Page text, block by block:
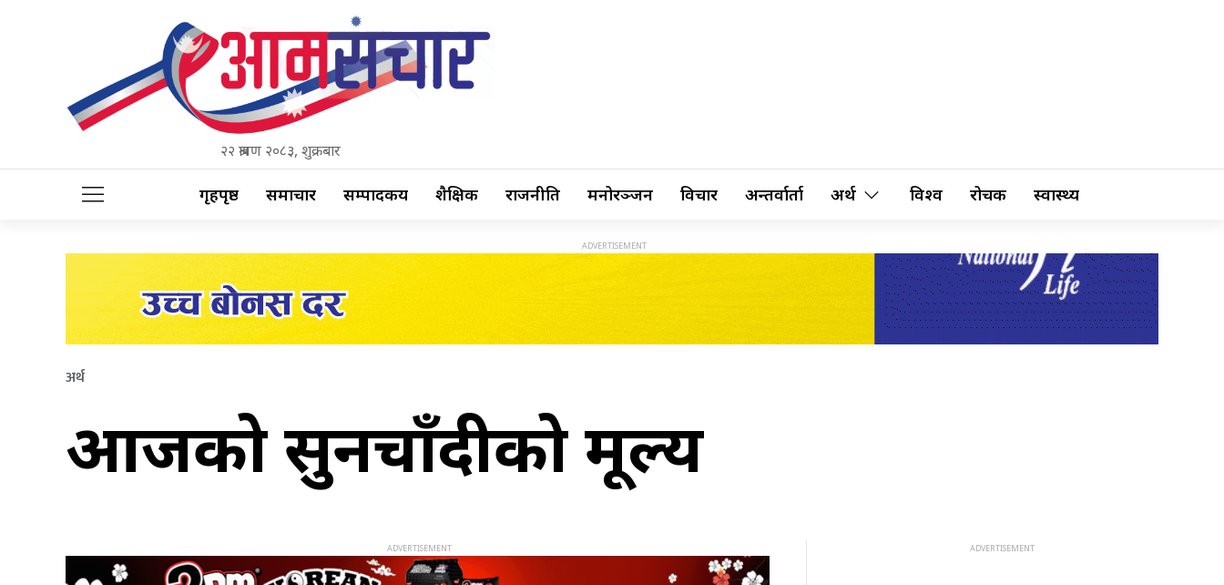
२२ श्रावण २०८३, शुक्रबार
गृहपृष्ठ समाचार सम्पादकीय शैक्षिक राजनीति मनोरञ्जन विचार अन्तर्वार्ता अर्थ विश्व रोचक स्वास्थ्य
अर्थ
आजको सुनचाँदीको मूल्य